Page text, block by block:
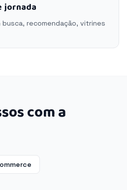
jornada
recomendação, vitrines
com a